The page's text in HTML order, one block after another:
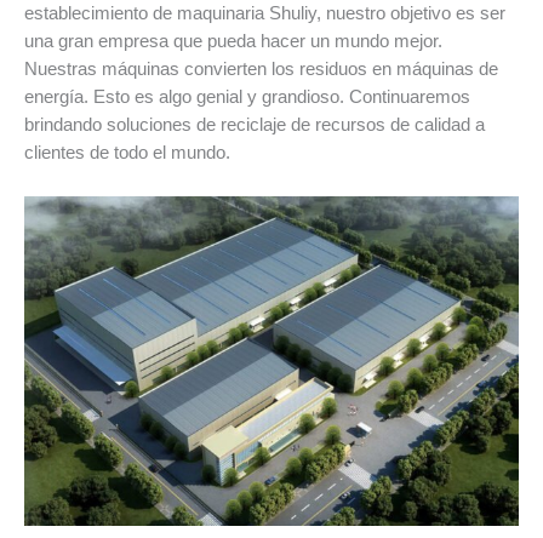
establecimiento de maquinaria Shuliy, nuestro objetivo es ser
una gran empresa que pueda hacer un mundo mejor.
Nuestras máquinas convierten los residuos en máquinas de
energía. Esto es algo genial y grandioso. Continuaremos
brindando soluciones de reciclaje de recursos de calidad a
clientes de todo el mundo.